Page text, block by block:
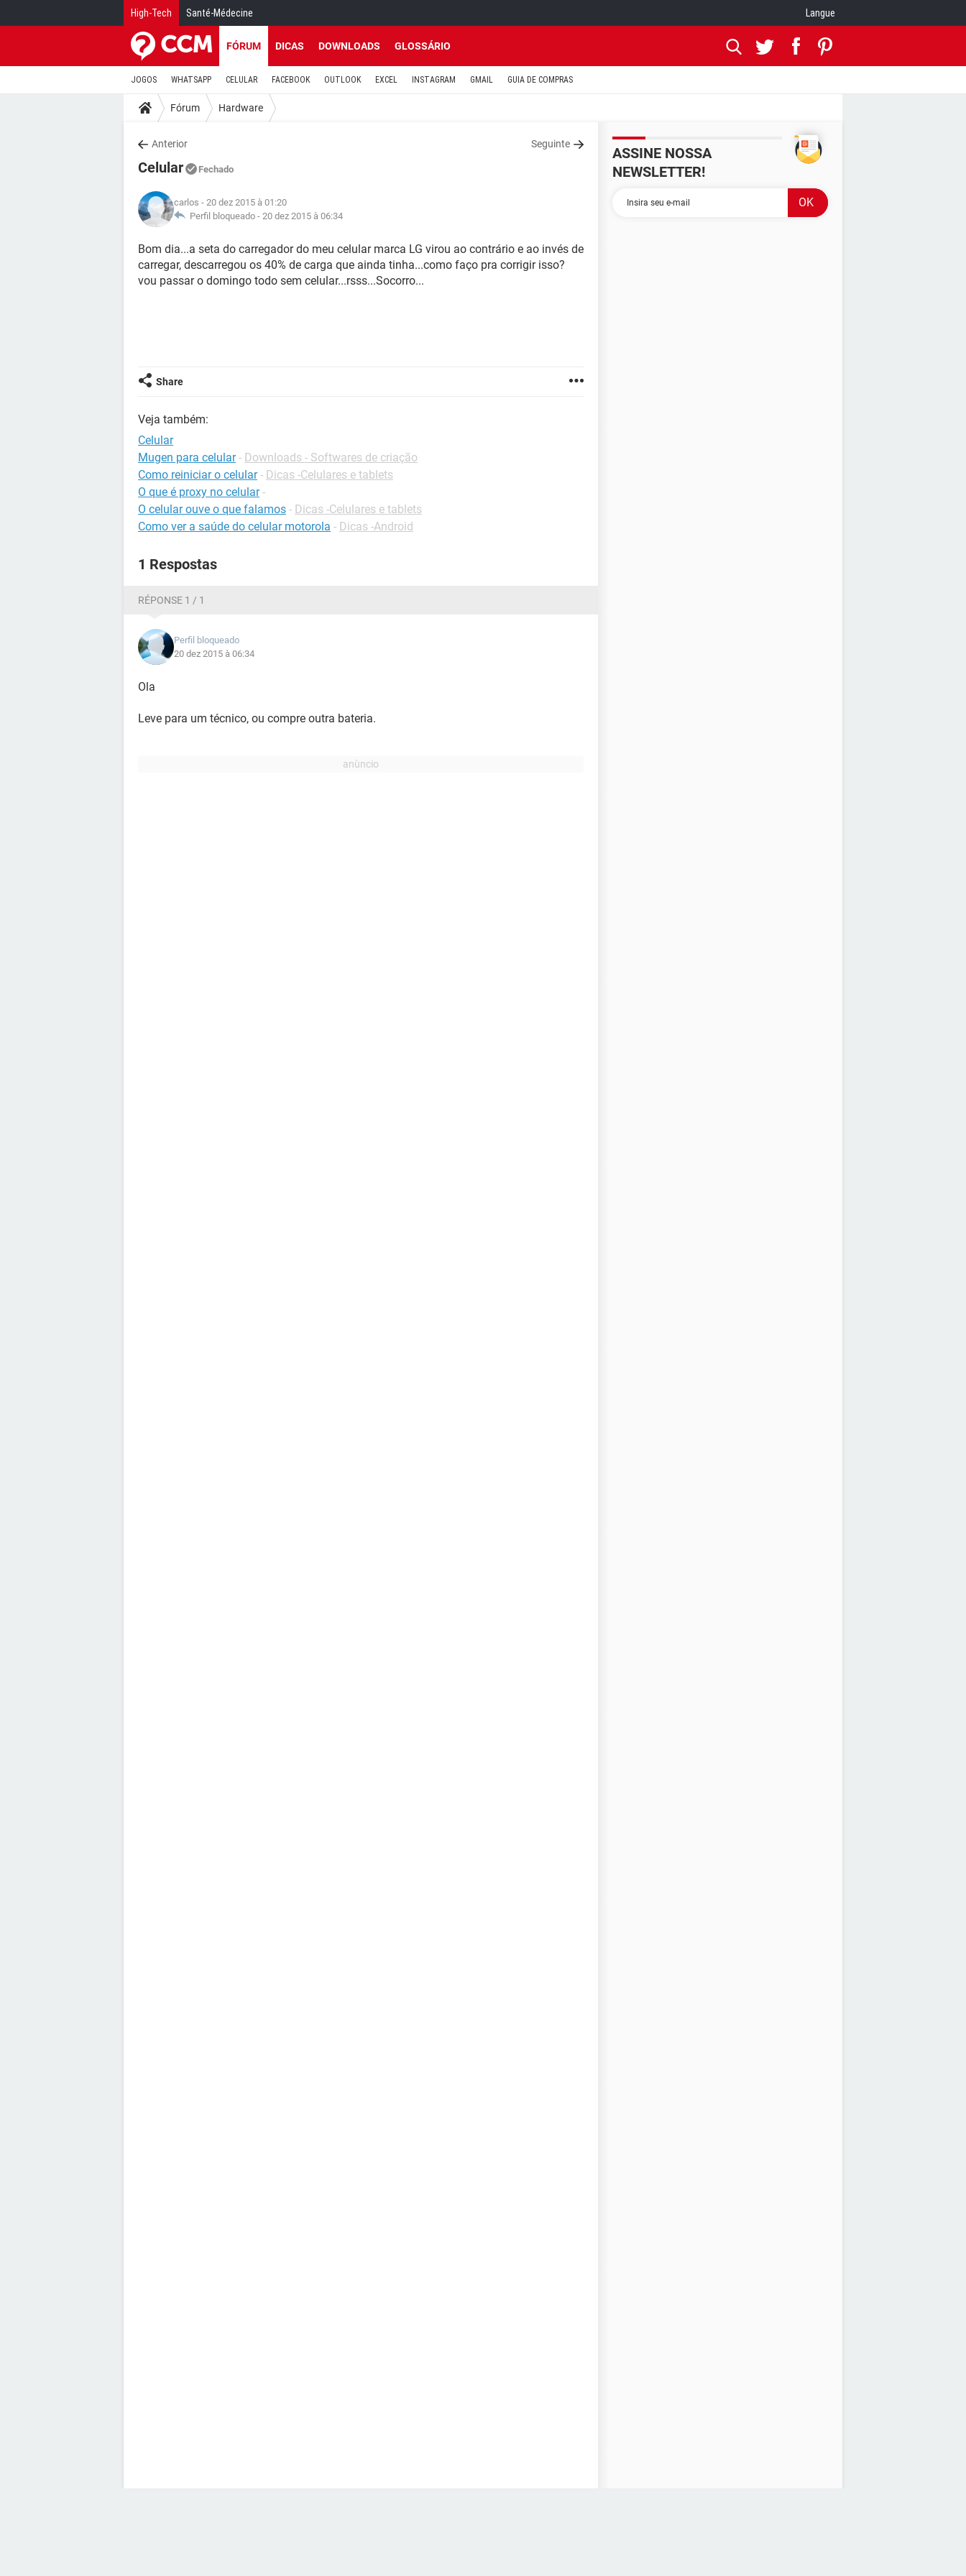
High-Tech Santé-Médecine Langue
FÓRUM DICAS DOWNLOADS GLOSSÁRIO
JOGOS WHATSAPP CELULAR FACEBOOK OUTLOOK EXCEL INSTAGRAM GMAIL GUIA DE COMPRAS
Fórum Hardware
Anterior Seguinte
Celular Fechado
carlos - 20 dez 2015 à 01:20
Perfil bloqueado - 20 dez 2015 à 06:34
Bom dia...a seta do carregador do meu celular marca LG virou ao contrário e ao invés de
carregar, descarregou os 40% de carga que ainda tinha...como faço pra corrigir isso?
vou passar o domingo todo sem celular...rsss...Socorro...
Share
Veja também:
Celular
Mugen para celular - Downloads - Softwares de criação
Como reiniciar o celular - Dicas -Celulares e tablets
O que é proxy no celular -
O celular ouve o que falamos - Dicas -Celulares e tablets
Como ver a saúde do celular motorola - Dicas -Android
1 Respostas
RÉPONSE 1 / 1
Perfil bloqueado
20 dez 2015 à 06:34
Ola
Leve para um técnico, ou compre outra bateria.
ASSINE NOSSA
NEWSLETTER!